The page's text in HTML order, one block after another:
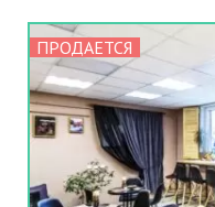
ПРОДАЕТСЯ